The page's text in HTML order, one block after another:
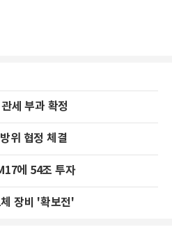
세 부과 확정
위 협정 체결
에 54조 투자
장비 '확보전'